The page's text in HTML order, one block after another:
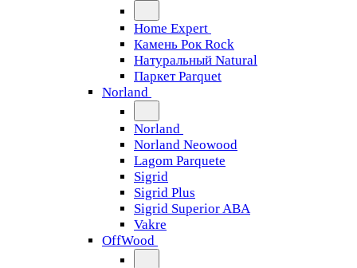
Home Expert
Камень Рок Rock
Натуральный Natural
Паркет Parquet
Norland
Norland
Norland Neowood
Lagom Parquete
Sigrid
Sigrid Plus
Sigrid Superior ABA
Vakre
OffWood